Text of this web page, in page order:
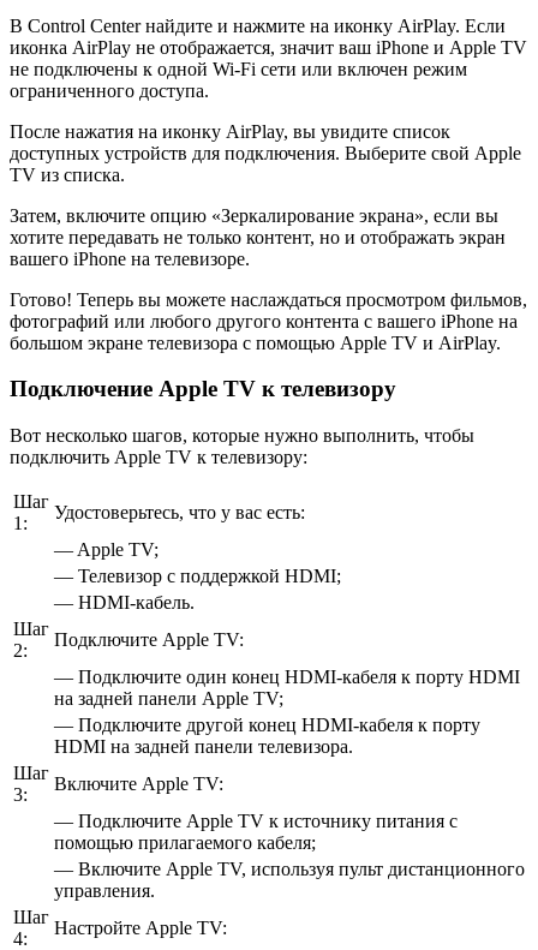
В Control Center найдите и нажмите на иконку AirPlay. Если
иконка AirPlay не отображается, значит ваш iPhone и Apple TV
не подключены к одной Wi-Fi сети или включен режим
ограниченного доступа.
После нажатия на иконку AirPlay, вы увидите список
доступных устройств для подключения. Выберите свой Apple
TV из списка.
Затем, включите опцию «Зеркалирование экрана», если вы
хотите передавать не только контент, но и отображать экран
вашего iPhone на телевизоре.
Готово! Теперь вы можете наслаждаться просмотром фильмов,
фотографий или любого другого контента с вашего iPhone на
большом экране телевизора с помощью Apple TV и AirPlay.
Подключение Apple TV к телевизору
Вот несколько шагов, которые нужно выполнить, чтобы
подключить Apple TV к телевизору:
Шаг
1:
Удостоверьтесь, что у вас есть:
— Apple TV;
— Телевизор с поддержкой HDMI;
— HDMI-кабель.
Шаг
2:
Подключите Apple TV:
— Подключите один конец HDMI-кабеля к порту HDMI
на задней панели Apple TV;
— Подключите другой конец HDMI-кабеля к порту
HDMI на задней панели телевизора.
Шаг
3:
Включите Apple TV:
— Подключите Apple TV к источнику питания с
помощью прилагаемого кабеля;
— Включите Apple TV, используя пульт дистанционного
управления.
Шаг
4:
Настройте Apple TV: